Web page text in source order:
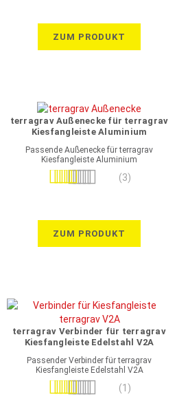
ZUM PRODUKT
terragrav Außenecke für terragrav
Kiesfangleiste Aluminium
Passende Außenecke für terragrav
Kiesfangleiste Aluminium
Bewertung:
(3)
ZUM PRODUKT
terragrav Verbinder für terragrav
Kiesfangleiste Edelstahl V2A
Passender Verbinder für terragrav
Kiesfangleiste Edelstahl V2A
Bewertung:
(1)